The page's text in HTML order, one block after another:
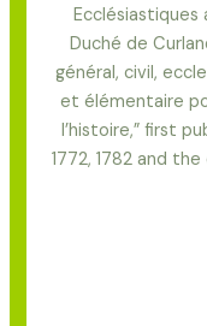
Ecclésiastiques
Duché de
général, civil,
et élémentaire
l’histoire,” first
1772, 1782 and